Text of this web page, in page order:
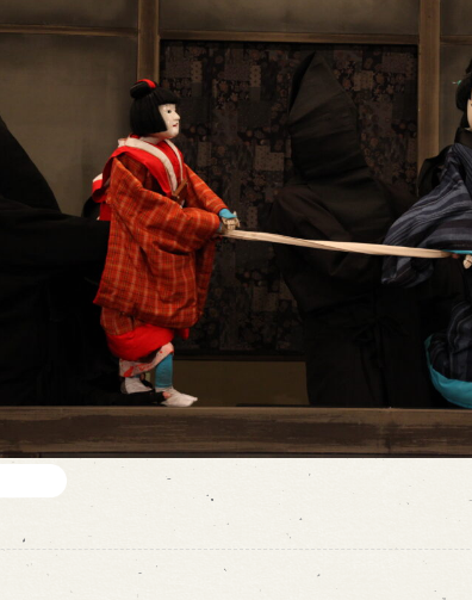
関連施設
通販サイトうずの
道の駅うずしお
うずの丘大鳴門橋